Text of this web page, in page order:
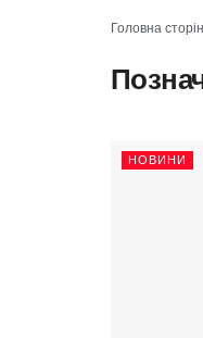
Головна
НОВИНИ